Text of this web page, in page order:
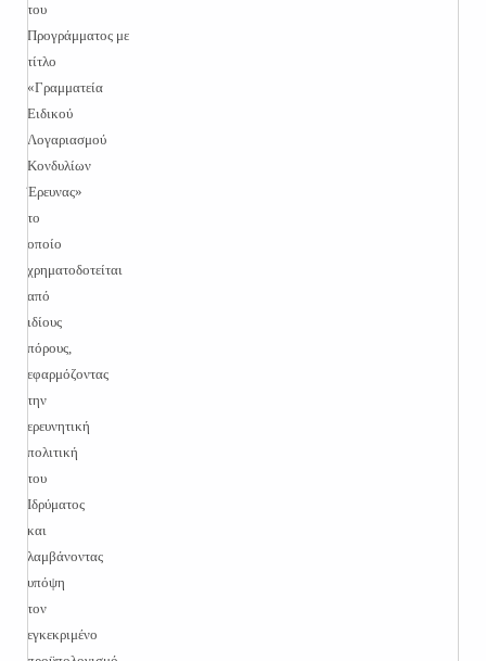
του
Προγράμματος με
τίτλο
«Γραμματεία
Ειδικού
Λογαριασμού
Κονδυλίων
Έρευνας»
το
οποίο
χρηματοδοτείται
από
ιδίους
πόρους,
εφαρμόζοντας
την
ερευνητική
πολιτική
του
Ιδρύματος
και
λαμβάνοντας
υπόψη
τον
εγκεκριμένο